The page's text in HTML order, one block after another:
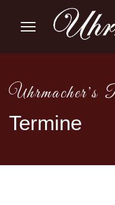
Uhrmacher's
Termine